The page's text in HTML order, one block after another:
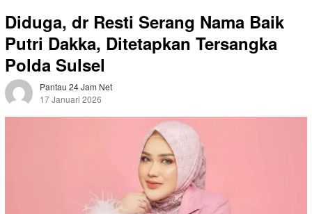
Diduga, dr Resti Serang Nama Baik
Putri Dakka, Ditetapkan Tersangka
Polda Sulsel
Pantau 24 Jam Net
17 Januari 2026